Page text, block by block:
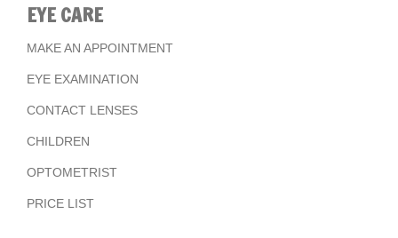
EYE CARE
MAKE AN APPOINTMENT
EYE EXAMINATION
CONTACT LENSES
CHILDREN
OPTOMETRIST
PRICE LIST